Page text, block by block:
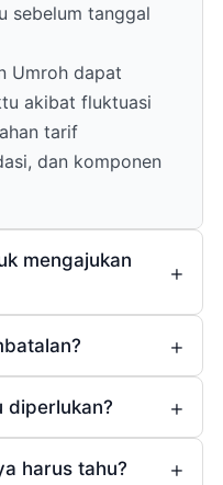
sebelum tanggal
Umroh dapat
akibat fluktuasi
tarif
dan komponen
mengajukan
1 (satu)
diperlukan?
harus tahu?